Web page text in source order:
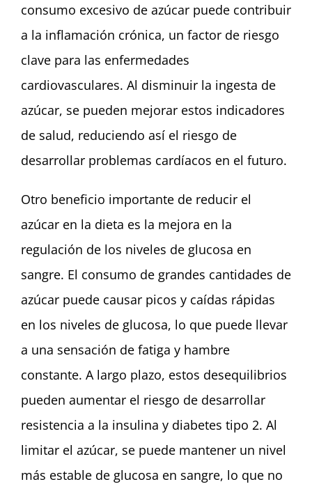
consumo excesivo de azúcar puede contribuir
a la inflamación crónica, un factor de riesgo
clave para las enfermedades
cardiovasculares. Al disminuir la ingesta de
azúcar, se pueden mejorar estos indicadores
de salud, reduciendo así el riesgo de
desarrollar problemas cardíacos en el futuro.
Otro beneficio importante de reducir el
azúcar en la dieta es la mejora en la
regulación de los niveles de glucosa en
sangre. El consumo de grandes cantidades de
azúcar puede causar picos y caídas rápidas
en los niveles de glucosa, lo que puede llevar
a una sensación de fatiga y hambre
constante. A largo plazo, estos desequilibrios
pueden aumentar el riesgo de desarrollar
resistencia a la insulina y diabetes tipo 2. Al
limitar el azúcar, se puede mantener un nivel
más estable de glucosa en sangre, lo que no